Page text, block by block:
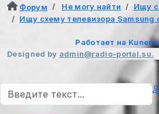
Форум
Не могу найти
Ищу
Ищу схему телевизора Samsung
Работает на
Designed by admin@radio-portal.su.
Поиск